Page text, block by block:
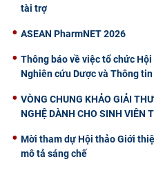
tài trợ
ASEAN PharmNET 2026
Thông báo về việc tổ chức
Nghiên cứu Dược và Thông tin
VÒNG CHUNG KHẢO GIẢI
NGHỆ DÀNH CHO SINH VIÊN
Mời tham dự Hội thảo Giới
mô tả sáng chế